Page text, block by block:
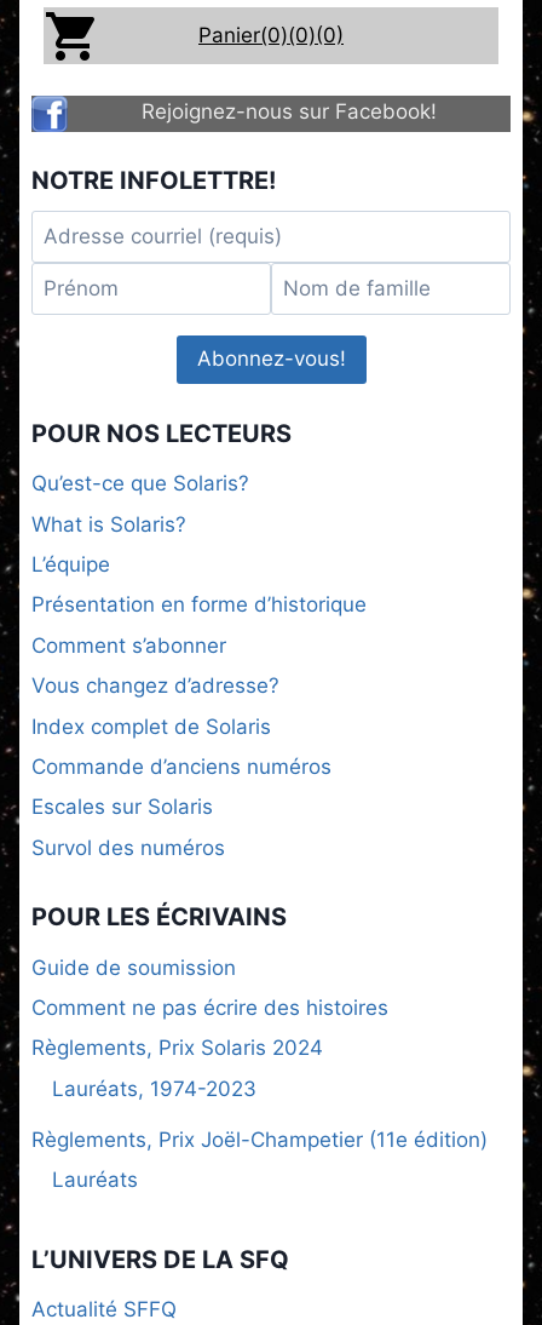
Panier(0)(0)(0)
Rejoignez-nous sur Facebook!
NOTRE INFOLETTRE!
POUR NOS LECTEURS
Qu’est-ce que Solaris?
What is Solaris?
L’équipe
Présentation en forme d’historique
Comment s’abonner
Vous changez d’adresse?
Index complet de Solaris
Commande d’anciens numéros
Escales sur Solaris
Survol des numéros
POUR LES ÉCRIVAINS
Guide de soumission
Comment ne pas écrire des histoires
Règlements, Prix Solaris 2024
Lauréats, 1974-2023
Règlements, Prix Joël-Champetier (11e édition)
Lauréats
L’UNIVERS DE LA SFQ
Actualité SFFQ